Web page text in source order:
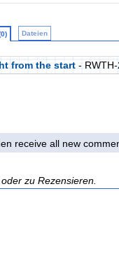
Dateien
from the start -
receive all new
zu Rezensieren.